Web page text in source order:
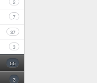
2
7
37
3
55
3